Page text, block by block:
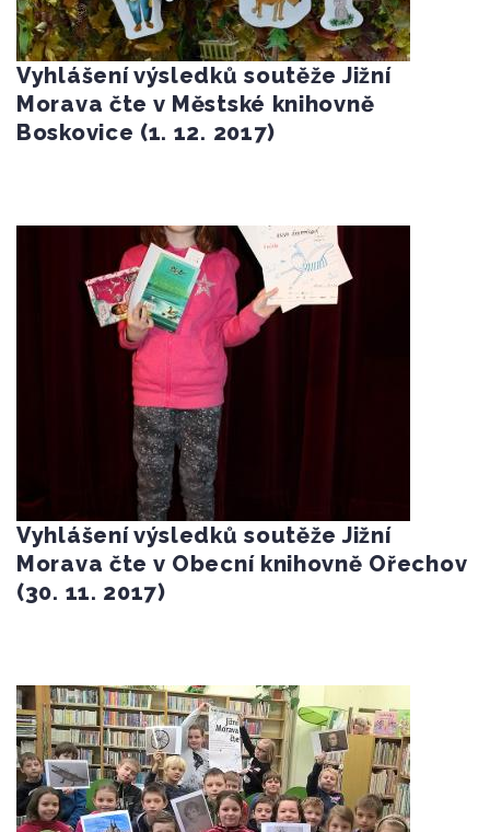
Vyhlášení výsledků soutěže Jižní
Morava čte v Městské knihovně
Boskovice (1. 12. 2017)
Vyhlášení výsledků soutěže Jižní
Morava čte v Obecní knihovně Ořechov
(30. 11. 2017)